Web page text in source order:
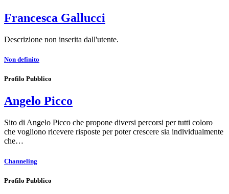
Francesca Gallucci
Descrizione non inserita dall'utente.
Non definito
Profilo Pubblico
Angelo Picco
Sito di Angelo Picco che propone diversi percorsi per tutti coloro
che vogliono ricevere risposte per poter crescere sia individualmente
che…
Channeling
Profilo Pubblico